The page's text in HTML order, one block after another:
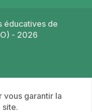
éducatives de
- 2026
vous garantir la